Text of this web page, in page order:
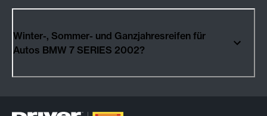
Winter-, Sommer- und Ganzjahresreifen für
Autos BMW 7 SERIES 2002?